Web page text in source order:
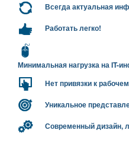
сегда актуальная
Работать легко!
Минимальная нагрузка на IT-
Нет привязки к
Уникальное
Современный дизайн,